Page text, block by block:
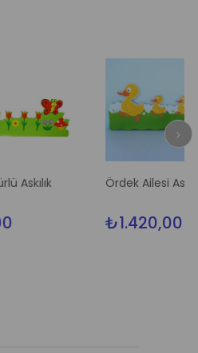
Ördek Ailesi Askılık
₺1.420,00